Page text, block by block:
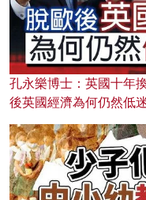
孔永樂博士：英國十年
後英國經濟為何仍然低